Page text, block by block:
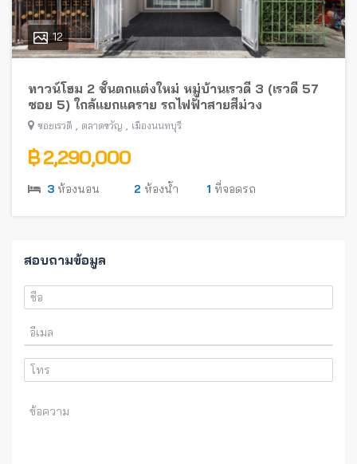
12
ทาวน์โฮม 2 ชั้นตกแต่งใหม่ หมู่บ้านเรวดี 3 (เรวดี 57
ซอย 5) ใกล้แยกแคราย รถไฟฟ้าสายสีม่วง
ซอยเรวดี ตลาดขวัญ เมืองนนทบุรี
฿ 2,290,000
3 ห้องนอน 2 ห้องน้ำ 1 ที่จอดรถ
สอบถามข้อมูล